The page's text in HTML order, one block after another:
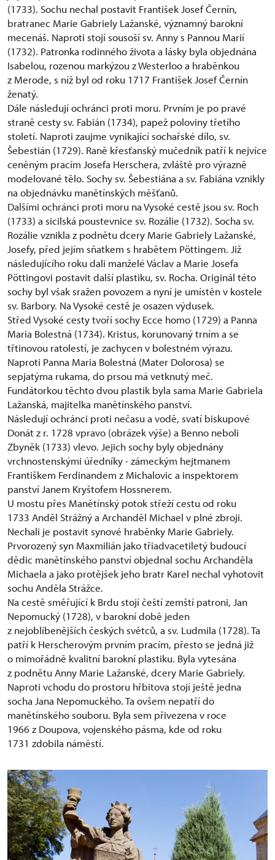
(1733). Sochu nechal postavit František Josef Černín,
bratranec Marie Gabriely Lažanské, významný barokní
mecenáš. Naproti stojí sousoší sv. Anny s Pannou Marií
(1732). Patronka rodinného života a lásky byla objednána
Isabelou, rozenou markýzou z Westerloo a hraběnkou
z Merode, s níž byl od roku 1717 František Josef Černín
ženatý.
Dále následují ochránci proti moru. Prvním je po pravé
straně cesty sv. Fabián (1734), papež poloviny třetího
století. Naproti zaujme vynikající sochařské dílo, sv.
Šebestián (1729). Raně křesťanský mučedník patří k nejvíce
ceněným pracím Josefa Herschera, zvláště pro výrazně
modelované tělo. Sochy sv. Šebestiána a sv. Fabiána vznikly
na objednávku manětínských měšťanů.
Dalšími ochránci proti moru na Vysoké cestě jsou sv. Roch
(1733) a sicilská poustevnice sv. Rozálie (1732). Socha sv.
Rozálie vznikla z podnětu dcery Marie Gabriely Lažanské,
Josefy, před jejím sňatkem s hrabětem Pöttingem. Již
následujícího roku dali manželé Václav a Marie Josefa
Pöttingovi postavit další plastiku, sv. Rocha. Originál této
sochy byl však sražen povozem a nyní je umístěn v kostele
sv. Barbory. Na Vysoké cestě je osazen výdusek.
Střed Vysoké cesty tvoří sochy Ecce homo (1729) a Panna
Maria Bolestná (1734). Kristus, korunovaný trním a se
třtinovou ratolestí, je zachycen v bolestném výrazu.
Naproti Panna Maria Bolestná (Mater Dolorosa) se
sepjatýma rukama, do prsou má vetknutý meč.
Fundátorkou těchto dvou plastik byla sama Marie Gabriela
Lažanská, majitelka manětínského panství.
Následují ochránci proti nečasu a vodě, svatí biskupové
Donát z r. 1728 vpravo (obrázek výše) a Benno neboli
Zbyněk (1733) vlevo. Jejich sochy byly objednány
vrchnostenskými úředníky - zámeckým hejtmanem
Františkem Ferdinandem z Michalovic a inspektorem
panství Janem Kryštofem Hossnerem.
U mostu přes Manětínský potok střeží cestu od roku
1733 Anděl Strážný a Archanděl Michael v plné zbroji.
Nechali je postavit synové hraběnky Marie Gabriely.
Prvorozený syn Maxmilián jako třiadvacetiletý budoucí
dědic manětínského panství objednal sochu Archanděla
Michaela a jako protějšek jeho bratr Karel nechal vyhotovit
sochu Anděla Strážce.
Na cestě směřující k Brdu stojí čeští zemští patroni, Jan
Nepomucký (1728), v barokní době jeden
z nejoblíbenějších českých světců, a sv. Ludmila (1728). Ta
patří k Herscherovým prvním pracím, přesto se jedná již
o mimořádně kvalitní barokní plastiku. Byla vytesána
z podnětu Anny Marie Lažanské, dcery Marie Gabriely.
Naproti vchodu do prostoru hřbitova stojí ještě jedna
socha Jana Nepomuckého. Ta ovšem nepatří do
manětínského souboru. Byla sem přivezena v roce
1966 z Doupova, vojenského pásma, kde od roku
1731 zdobila náměstí.